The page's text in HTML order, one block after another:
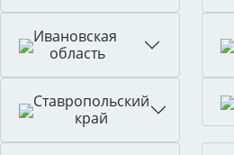
Ивановская
область
Ставропольский
край